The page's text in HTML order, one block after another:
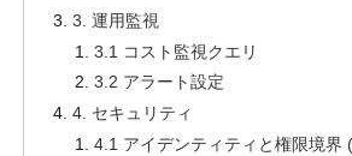
3. 運用監視
3.1 コスト監視クエリ
3.2 アラート設定
4. セキュリティ
4.1 アイデンティティと権限境界